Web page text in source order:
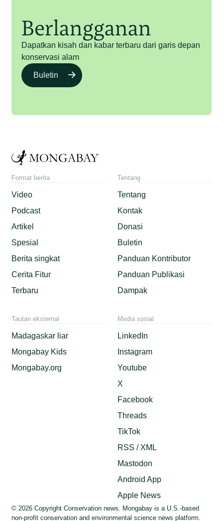
Berlangganan
Dapatkan kisah dan kabar terbaru dari garis depan
konservasi alam
Buletin
Format berita
Video
Podcast
Artikel
Spesial
Berita singkat
Cerita Fitur
Terbaru
Tentang
Tentang
Kontak
Donasi
Buletin
Panduan Kontributor
Panduan Publikasi
Dampak
Tautan eksternal
Madagaskar liar
Mongabay Kids
Mongabay.org
Media sosial
LinkedIn
Instagram
Youtube
X
Facebook
Threads
TikTok
RSS / XML
Mastodon
Android App
Apple News
© 2026 Copyright Conservation news. Mongabay is a U.S.-based
non-profit conservation and environmental science news platform.